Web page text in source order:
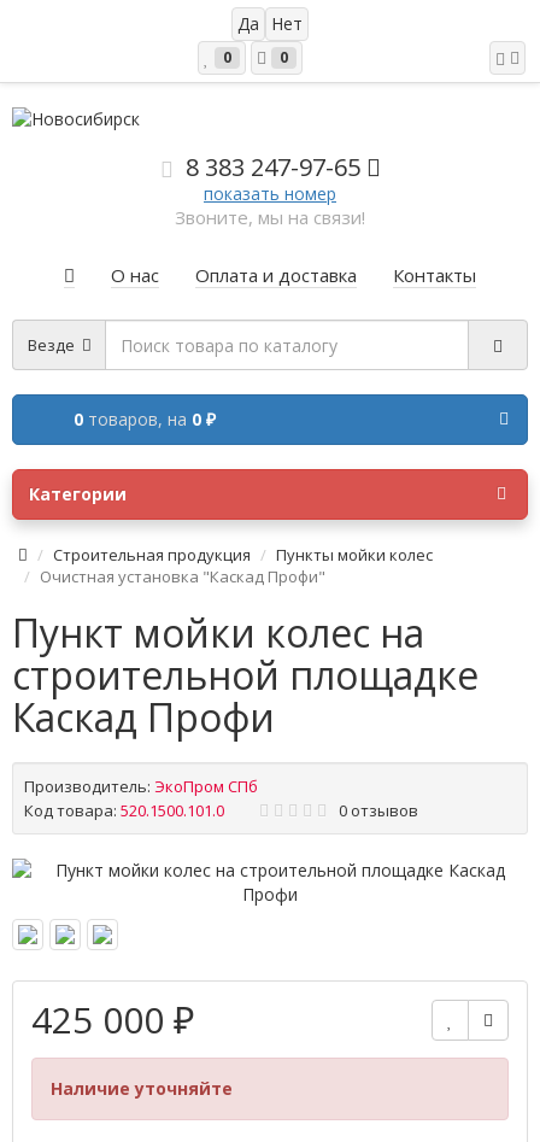
0 0
8 383 247-97-65
показать номер
Звоните, мы на связи!
О нас Оплата и доставка Контакты
Везде
0 товаров, на 0 ₽
Категории
Строительная продукция
Пункты мойки колес
Очистная установка "Каскад Профи"
Пункт мойки колес на
строительной площадке
Каскад Профи
Производитель: ЭкоПром СПб
Код товара: 520.1500.101.0 0 отзывов
425 000 ₽
Наличие уточняйте